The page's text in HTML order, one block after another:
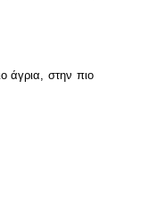
άγρια, στην πιο